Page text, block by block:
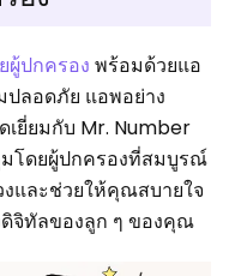
ผู้ปกครอง พร้อมด้วยแอ
ปลอดภัย แอพอย่าง
เยี่ยมกับ Mr. Number
โดยผู้ปกครองที่สมบูรณ์
และช่วยให้คุณสบายใจ
จิทัลของลูก ๆ ของคุณ